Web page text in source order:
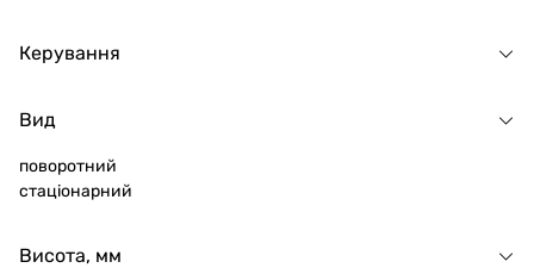
Керування
Вид
поворотний
стаціонарний
Висота, мм